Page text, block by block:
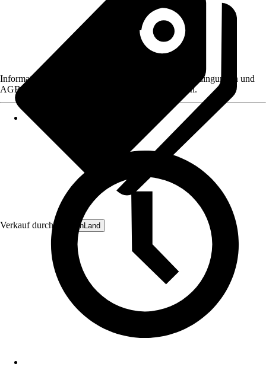
Verkauf durch: GartenLand
Informationen des Verkäufers, wie z. B. Rückgabebedingungen und
AGB, finden Sie bei Klick auf den Verkäufernamen.